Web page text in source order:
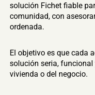
solución Fichet fiable
comunidad, con
ordenada.
El objetivo es que cada
solución seria,
vivienda o del negocio.